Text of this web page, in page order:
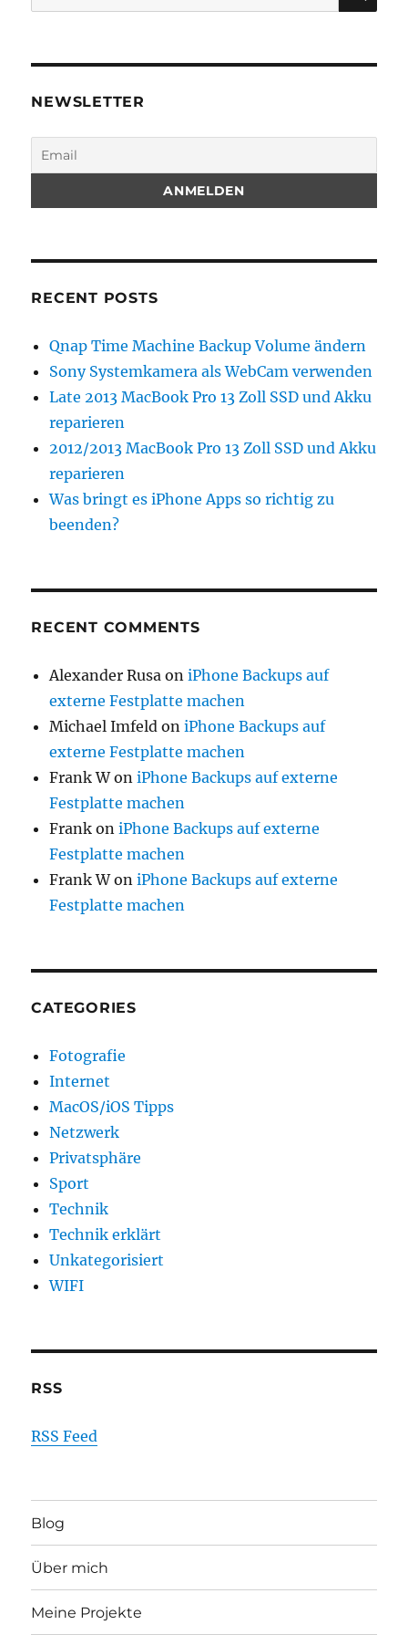
for:
NEWSLETTER
RECENT POSTS
Qnap Time Machine Backup Volume ändern
Sony Systemkamera als WebCam verwenden
Late 2013 MacBook Pro 13 Zoll SSD und Akku
reparieren
2012/2013 MacBook Pro 13 Zoll SSD und Akku
reparieren
Was bringt es iPhone Apps so richtig zu
beenden?
RECENT COMMENTS
Alexander Rusa oniPhone Backups auf
externe Festplatte machen
Michael Imfeld oniPhone Backups auf
externe Festplatte machen
Frank WoniPhone Backups auf externe
Festplatte machen
Frank oniPhone Backups auf externe
Festplatte machen
Frank WoniPhone Backups auf externe
Festplatte machen
CATEGORIES
Fotografie
Internet
MacOS/iOS Tipps
Netzwerk
Privatsphäre
Sport
Technik
Technik erklärt
Unkategorisiert
WIFI
RSS
RSS Feed
Blog
Über mich
Meine Projekte